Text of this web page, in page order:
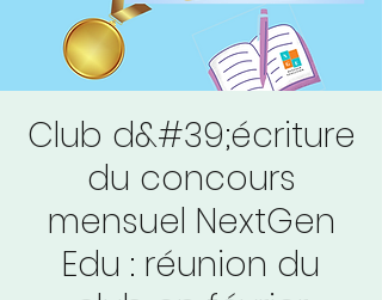
Club d&#39;écriture
du concours
mensuel NextGen
Edu : réunion du